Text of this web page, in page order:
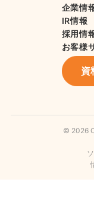
企業情
IR情報
採用情
お客様
資
© 2026